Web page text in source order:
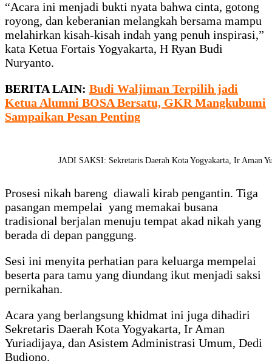
“Acara ini menjadi bukti nyata bahwa cinta, gotong
royong, dan keberanian melangkah bersama mampu
melahirkan kisah-kisah indah yang penuh inspirasi,”
kata Ketua Fortais Yogyakarta, H Ryan Budi
Nuryanto.
BERITA LAIN: Budi Waljiman Terpilih jadi
Ketua Alumni BOSA Bersatu, GKR Mangkubumi
Sampaikan Pesan Penting
JADI SAKSI: Sekretaris Daerah Kota Yogyakarta, Ir Aman
Prosesi nikah bareng diawali kirab pengantin. Tiga
pasangan mempelai yang memakai busana
tradisional berjalan menuju tempat akad nikah yang
berada di depan panggung.
Sesi ini menyita perhatian para keluarga mempelai
beserta para tamu yang diundang ikut menjadi saksi
pernikahan.
Acara yang berlangsung khidmat ini juga dihadiri
Sekretaris Daerah Kota Yogyakarta, Ir Aman
Yuriadijaya, dan Asistem Administrasi Umum, Dedi
Budiono.